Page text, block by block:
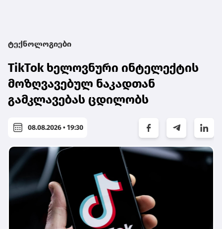
ტექნოლოგიები
TikTok ხელოვნური ინტელექტის
მოზღვავებულ ნაკადთან
გამკლავებას ცდილობს
08.08.2026 • 19:30